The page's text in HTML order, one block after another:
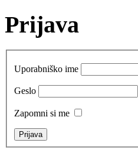
Prijava
Uporabniško ime
Geslo
Zapomni si me